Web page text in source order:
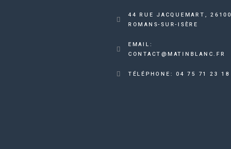
44 RUE JACQUEMART, 26100
ROMANS-SUR-ISÈRE
EMAIL:
CONTACT@MATINBLANC.FR
TÉLÉPHONE: 04 75 71 23 18